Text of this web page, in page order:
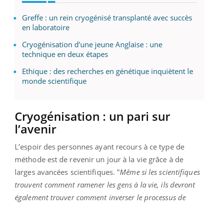
Greffe : un rein cryogénisé transplanté avec succès
en laboratoire
Cryogénisation d'une jeune Anglaise : une
technique en deux étapes
Ethique : des recherches en génétique inquiètent le
monde scientifique
Cryogénisation : un pari sur
l’avenir
L’espoir des personnes ayant recours à ce type de
méthode est de revenir un jour à la vie grâce à de
larges avancées scientifiques. "Même si les scientifiques
trouvent comment ramener les gens à la vie, ils devront
également trouver comment inverser le processus de